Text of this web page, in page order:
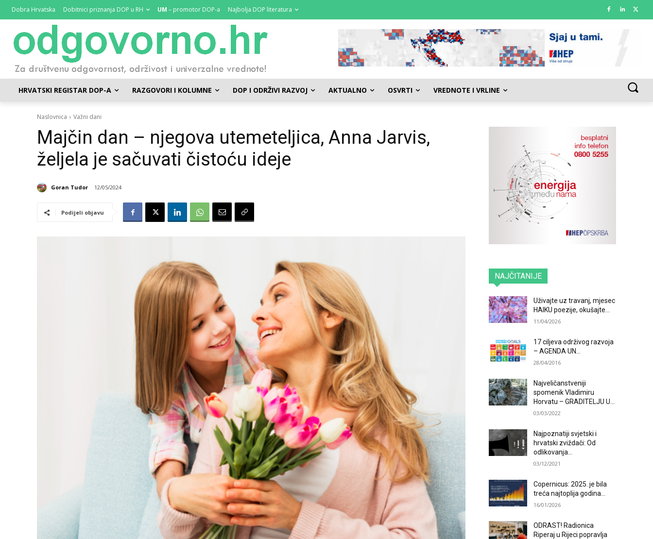
Dobra Hrvatska Dobitnici priznanja DOP u RH UM – promotor DOP-a Najbolja DOP literatura
HRVATSKI REGISTAR DOP-A RAZGOVORI I KOLUMNE DOP I ODRŽIVI RAZVOJ AKTUALNO OSVRTI VREDNOTE I VRLINE
Naslovnica Važni dani
Majčin dan – njegova utemeteljica, Anna Jarvis,
željela je sačuvati čistoću ideje
Goran Tudor 12/05/2024
Podijeli objavu
NAJČITANIJE
Uživajte uz travanj, mjesec
HAIKU poezije, okušajte...
11/04/2026
17 ciljeva održivog razvoja
– AGENDA UN...
28/04/2016
Najveličanstveniji
spomenik Vladimiru
Horvatu – GRADITELJU U...
03/03/2022
Najpoznatiji svjetski i
hrvatski zviždači: Od
odlikovanja...
03/12/2021
Copernicus: 2025. je bila
treća najtoplija godina...
16/01/2026
ODRAST! Radionica
Riperaj u Rijeci popravlja